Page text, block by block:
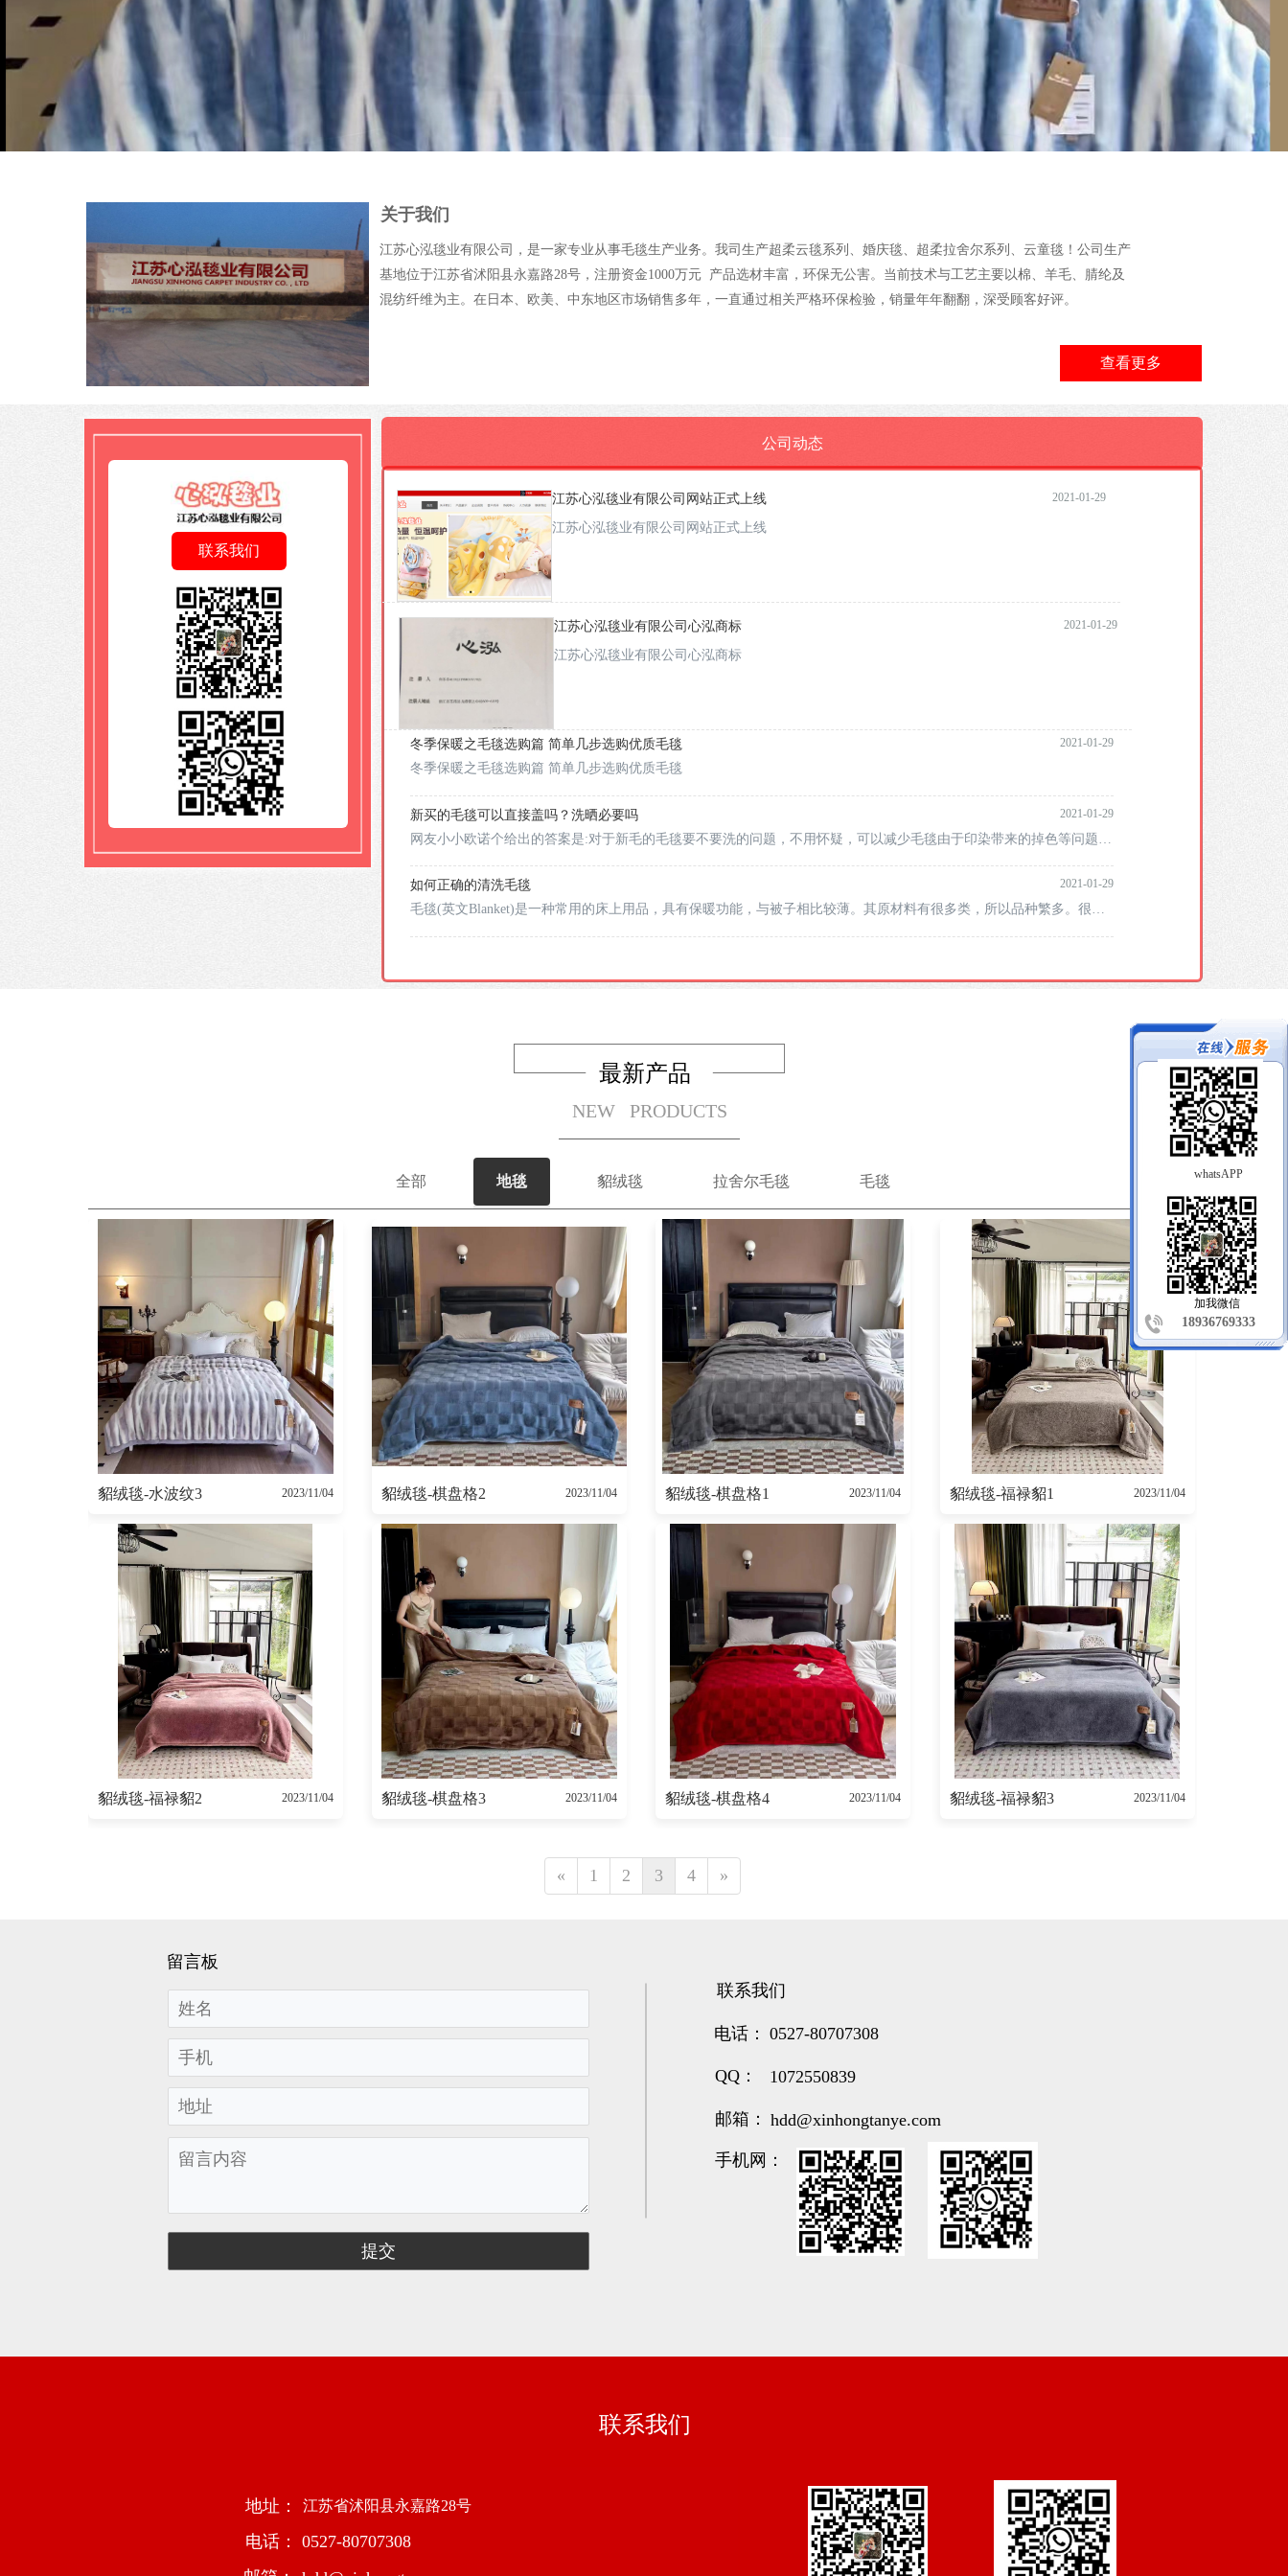
手机扫码
关于我们
江苏心泓毯业有限公司，是一家专业从事毛毯生产业务。我司生产超柔云毯系列、婚庆毯、超柔拉舍尔系列、云童毯！公司生产
基地位于江苏省沭阳县永嘉路28号，注册资金1000万元  产品选材丰富，环保无公害。当前技术与工艺主要以棉、羊毛、腈纶及
混纺纤维为主。在日本、欧美、中东地区市场销售多年，一直通过相关严格环保检验，销量年年翻翻，深受顾客好评。
查看更多
按钮
联系我们
公司动态
江苏心泓毯业有限公司网站正式上线
江苏心泓毯业有限公司网站正式上线
2021-01-29
冬季保暖之毛毯选购篇 简单几步选购优质毛毯 2021-01-29
冬季保暖之毛毯选购篇 简单几步选购优质毛毯
新买的毛毯可以直接盖吗？洗晒必要吗 2021-01-29
网友小小欧诺个给出的答案是:对于新毛的毛毯要不要洗的问题，不用怀疑，可以减少毛毯由于印染带来的掉色等问题。
毛毯买来后为什么要清洗的主要原因。
如何正确的清洗毛毯 2021-01-29
毛毯(英文Blanket)是一种常用的床上用品，具有保暖功能，与被子相比较薄。其原材料有很多类，所以品种繁多。很多
江苏心泓毯业有限公司心泓商标
江苏心泓毯业有限公司心泓商标
2021-01-29
whatsAPP
18936769333
加我微信
最新产品
NEW   PRODUCTS
全部 地毯 貂绒毯 拉舍尔毛毯 毛毯
貂绒毯-水波纹3 2023/11/04 貂绒毯-棋盘格2 2023/11/04 貂绒毯-棋盘格1 2023/11/04 貂绒毯-福禄貂1 2023/11/04
貂绒毯-福禄貂2 2023/11/04 貂绒毯-棋盘格3 2023/11/04 貂绒毯-棋盘格4 2023/11/04 貂绒毯-福禄貂3 2023/11/04
« 1 2 3 4 »
联系我们
电话：
QQ：
邮箱：
留言板
手机网：
0527-80707308
1072550839
hdd@xinhongtanye.com
电话：
0527-80707308
地址： 江苏省沭阳县永嘉路28号
联系我们